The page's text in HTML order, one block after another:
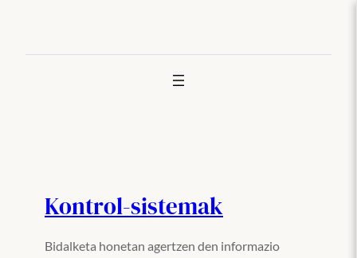
Kontrol-sistemak
Bidalketa honetan agertzen den informazio